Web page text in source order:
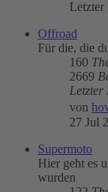
Letzter
Offroad
Für die, die
160
2669
Letzter
von
27 Jul
Supermoto
Hier geht es
wurden